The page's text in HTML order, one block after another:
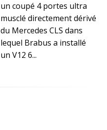
un coupé 4 portes ultra
musclé directement dérivé
du Mercedes CLS dans
lequel Brabus a installé
un V12 6...